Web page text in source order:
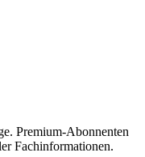
Premium-Abonnenten
Fachinformationen.